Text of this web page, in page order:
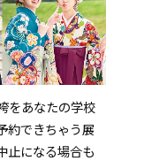
をあなたの学校
約できちゃう展
止になる場合も